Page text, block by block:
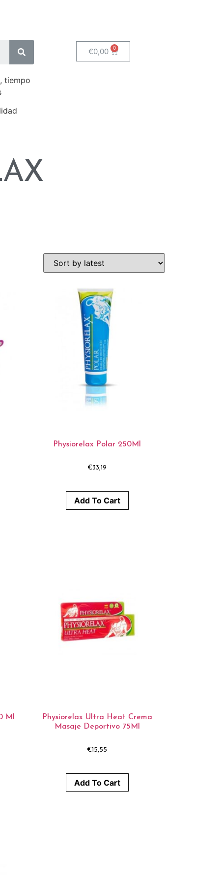
tiempo
€0,00
Physiorelax Polar 250Ml
€33,19
Add To Cart
Ml
Physiorelax Ultra Heat Crema
Masaje Deportivo 75Ml
€15,55
Add To Cart